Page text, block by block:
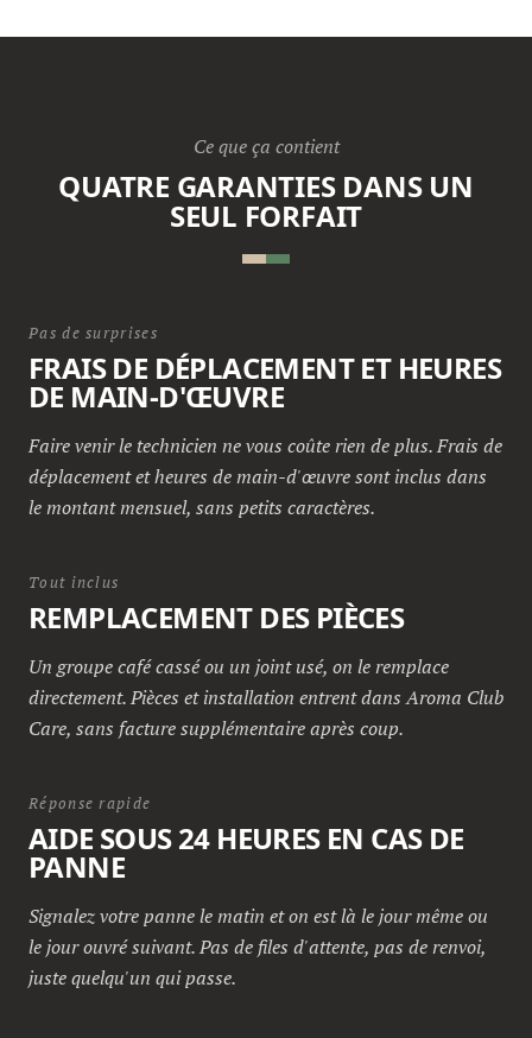
Ce que ça contient
QUATRE GARANTIES DANS UN
SEUL FORFAIT
Pas de surprises
FRAIS DE DÉPLACEMENT ET HEURES
DE MAIN-D'ŒUVRE
Faire venir le technicien ne vous coûte rien de plus. Frais de
déplacement et heures de main-d'œuvre sont inclus dans
le montant mensuel, sans petits caractères.
Tout inclus
REMPLACEMENT DES PIÈCES
Un groupe café cassé ou un joint usé, on le remplace
directement. Pièces et installation entrent dans Aroma Club
Care, sans facture supplémentaire après coup.
Réponse rapide
AIDE SOUS 24 HEURES EN CAS DE
PANNE
Signalez votre panne le matin et on est là le jour même ou
le jour ouvré suivant. Pas de files d'attente, pas de renvoi,
juste quelqu'un qui passe.